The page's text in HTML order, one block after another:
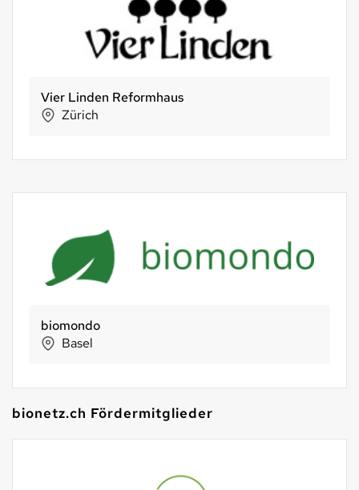
Vier Linden Reformhaus
Zürich
biomondo
Basel
bionetz.ch Fördermitglieder